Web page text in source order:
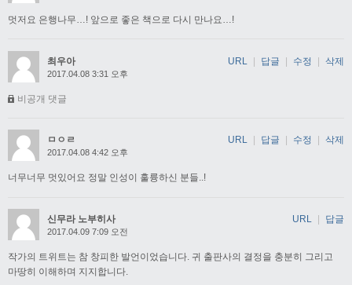
멋저요 은행나무…! 앞으로 좋은 책으로 다시 만나요…!
최우아
2017.04.08 3:31 오후
비공개 댓글
URL | 답글 | 수정 | 삭제
ㅁㅇㄹ
2017.04.08 4:42 오후
너무너무 멋있어요 정말 인성이 훌륭하신 분들..!
URL 답글 수정 삭제
신무라 노부히사
2017.04.09 7:09 오전
작가의 트위트는 참 창피한 발언이었습니다. 귀 출판사의 결정을 충분히 그리고
마땅히 이해하며 지지합니다.
URL 답글